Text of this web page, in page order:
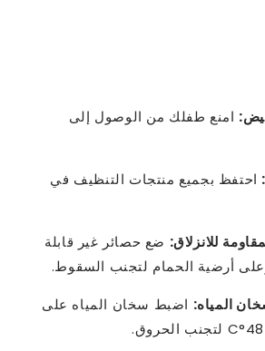
امنع طفلك من الوصول إلى
احتفظ بجميع منتجات التنظيف في
للانزلاق:ضع حصائر غير قابلة
أرضية الحمام لتجنب السقوط.
المياه:اضبط سخان المياه على